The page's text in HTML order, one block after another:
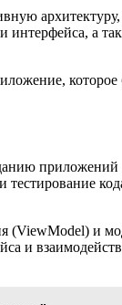
а
приложений
тестирование
и
и